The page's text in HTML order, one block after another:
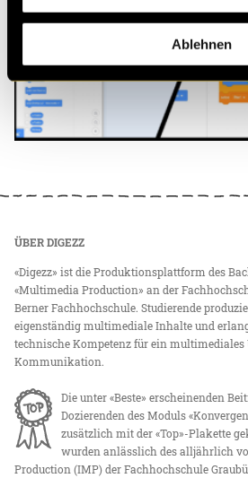
Ablehnen
ÜBER DIGEZZ
«Digezz» ist die Produktionsplattform des
«Multimedia Production» an der
Berner Fachhochschule. Studierende
eigenständig multimediale Inhalte und
technische Kompetenz für ein
Kommunikation.
Die unter «Beste» erscheinenden
Dozierenden des Moduls
zusätzlich mit der «Top»-Plakette
wurden anlässlich des alljährlich
Production (IMP) der Fachhochschule